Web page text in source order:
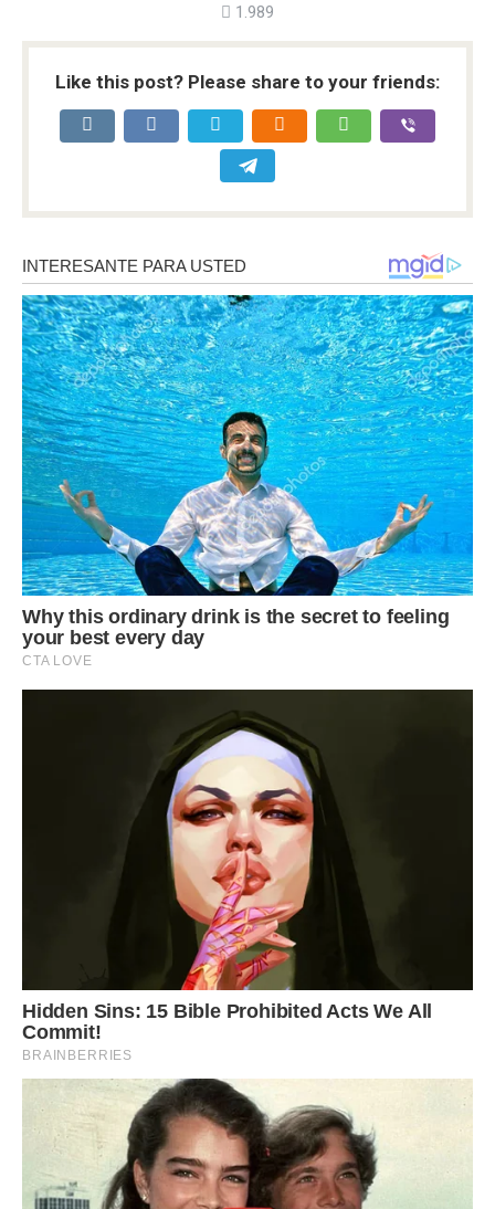
1.989
Like this post? Please share to your friends: